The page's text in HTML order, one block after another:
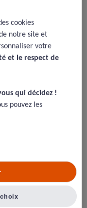
aide-
pour
qui
de
de
cookies
notre site et
votre
et le respect de
qui décidez !​
pouvez les